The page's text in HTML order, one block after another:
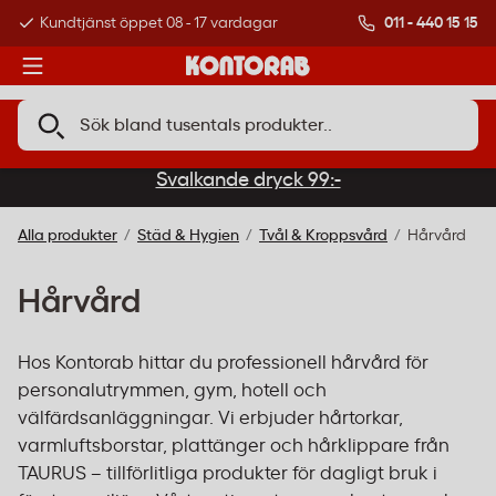
Kundtjänst öppet 08 - 17 vardagar Över 500 000
011 - 440 15 15
Svalkande dryck 99:-
Alla produkter Städ & Hygien Tvål & Kroppsvård Hårvård
Hårvård
Hos Kontorab hittar du professionell hårvård för
personalutrymmen, gym, hotell och
välfärdsanläggningar. Vi erbjuder hårtorkar,
varmluftsborstar, plattänger och hårklippare från
TAURUS – tillförlitliga produkter för dagligt bruk i